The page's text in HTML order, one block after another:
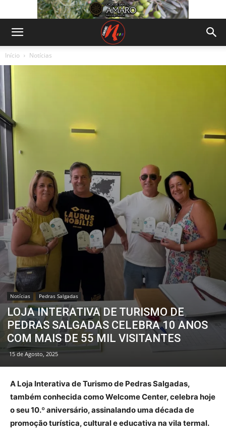
Início Notícias
Notícias Pedras Salgadas
LOJA INTERATIVA DE TURISMO DE
PEDRAS SALGADAS CELEBRA 10 ANOS
COM MAIS DE 55 MIL VISITANTES
15 de Agosto, 2025
A Loja Interativa de Turismo de Pedras Salgadas,
também conhecida como Welcome Center, celebra hoje
o seu 10.º aniversário, assinalando uma década de
promoção turística, cultural e educativa na vila termal.